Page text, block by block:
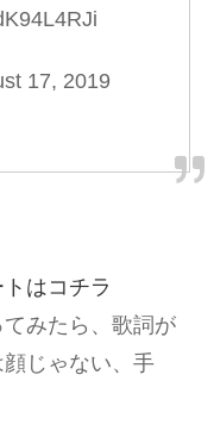
17, 2019
はコチラ
みたら、歌詞が
じゃない、手